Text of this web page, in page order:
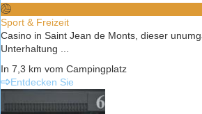
Sport & Freizeit
Casino in Saint Jean de Monts, dieser
Unterhaltung ...
In 7,3 km vom Campingplatz
Entdecken Sie